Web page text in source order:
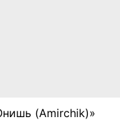
(Amirchik)»